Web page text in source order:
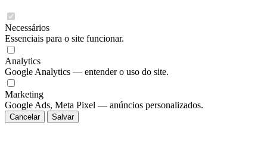
Necessários
Essenciais para o site funcionar.
Analytics
Google Analytics — entender o uso do site.
Marketing
Google Ads, Meta Pixel — anúncios personalizados.
Cancelar Salvar